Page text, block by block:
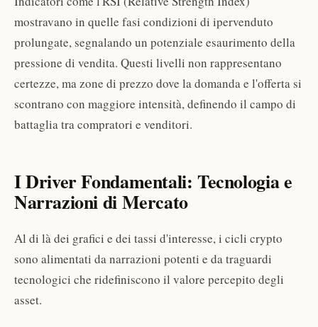
mostravano in quelle fasi condizioni di ipervenduto
prolungate, segnalando un potenziale esaurimento della
pressione di vendita. Questi livelli non rappresentano
certezze, ma zone di prezzo dove la domanda e l'offerta si
scontrano con maggiore intensità, definendo il campo di
battaglia tra compratori e venditori.
I Driver Fondamentali: Tecnologia e
Narrazioni di Mercato
Al di là dei grafici e dei tassi d'interesse, i cicli crypto
sono alimentati da narrazioni potenti e da traguardi
tecnologici che ridefiniscono il valore percepito degli
asset.